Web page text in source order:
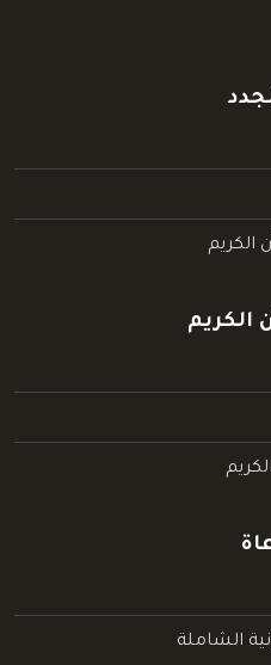
الكريم
الكريم
الشاملة